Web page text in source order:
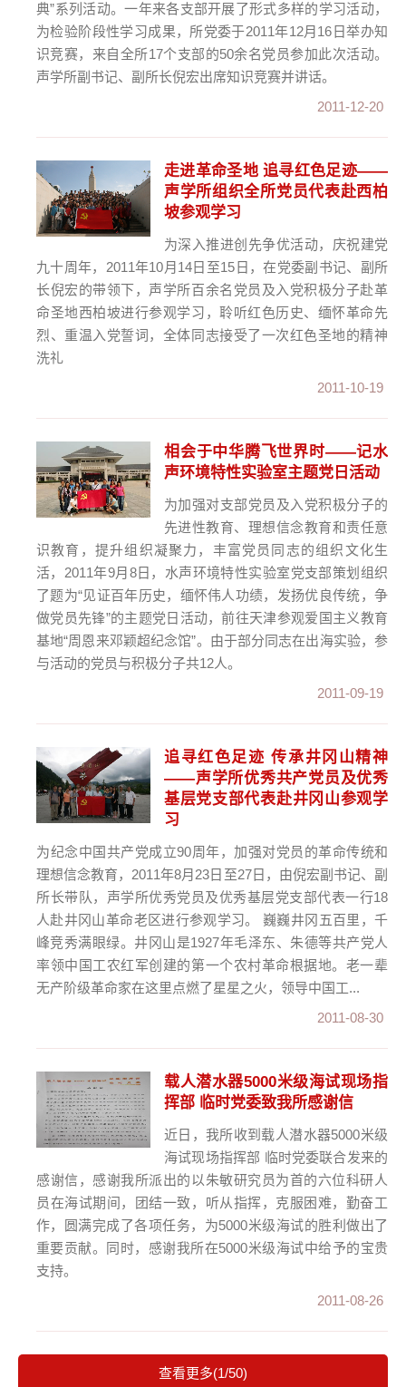
典”系列活动。一年来各支部开展了形式多样的学习活动，
为检验阶段性学习成果，所党委于2011年12月16日举办知
识竞赛，来自全所17个支部的50余名党员参加此次活动。
声学所副书记、副所长倪宏出席知识竞赛并讲话。
2011-12-20
走进革命圣地 追寻红色足迹——
声学所组织全所党员代表赴西柏
坡参观学习
为深入推进创先争优活动，庆祝建党
九十周年，2011年10月14日至15日，在党委副书记、副所
长倪宏的带领下，声学所百余名党员及入党积极分子赴革
命圣地西柏坡进行参观学习，聆听红色历史、缅怀革命先
烈、重温入党誓词，全体同志接受了一次红色圣地的精神
洗礼
2011-10-19
相会于中华腾飞世界时——记水
声环境特性实验室主题党日活动
为加强对支部党员及入党积极分子的
先进性教育、理想信念教育和责任意
识教育，提升组织凝聚力，丰富党员同志的组织文化生
活，2011年9月8日，水声环境特性实验室党支部策划组织
了题为“见证百年历史，缅怀伟人功绩，发扬优良传统，争
做党员先锋”的主题党日活动，前往天津参观爱国主义教育
基地“周恩来邓颖超纪念馆”。由于部分同志在出海实验，参
与活动的党员与积极分子共12人。
2011-09-19
追寻红色足迹 传承井冈山精神
——声学所优秀共产党员及优秀
基层党支部代表赴井冈山参观学
习
为纪念中国共产党成立90周年，加强对党员的革命传统和
理想信念教育，2011年8月23日至27日，由倪宏副书记、副
所长带队，声学所优秀党员及优秀基层党支部代表一行18
人赴井冈山革命老区进行参观学习。 巍巍井冈五百里，千
峰竞秀满眼绿。井冈山是1927年毛泽东、朱德等共产党人
率领中国工农红军创建的第一个农村革命根据地。老一辈
无产阶级革命家在这里点燃了星星之火，领导中国工...
2011-08-30
载人潜水器5000米级海试现场指
挥部 临时党委致我所感谢信
近日，我所收到载人潜水器5000米级
海试现场指挥部 临时党委联合发来的
感谢信，感谢我所派出的以朱敏研究员为首的六位科研人
员在海试期间，团结一致，听从指挥，克服困难，勤奋工
作，圆满完成了各项任务，为5000米级海试的胜利做出了
重要贡献。同时，感谢我所在5000米级海试中给予的宝贵
支持。
2011-08-26
查看更多(1/50)